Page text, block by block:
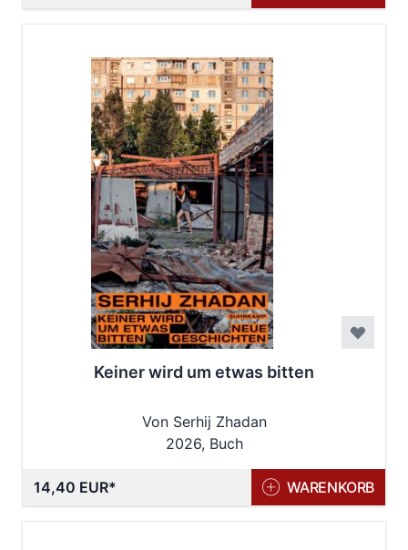
Keiner wird um etwas bitten
Von Serhij Zhadan
2026, Buch
14,40 EUR WARENKORB